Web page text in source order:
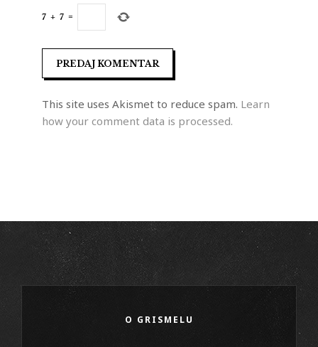
7 + 7 =
This site uses Akismet to reduce spam. Learn
how your comment data is processed.
O GRISMELU